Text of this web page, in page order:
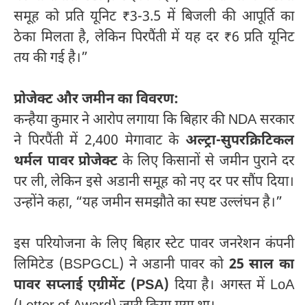
समूह को प्रति यूनिट ₹3-3.5 में बिजली की आपूर्ति का
ठेका मिलता है, लेकिन पिरपैंती में यह दर ₹6 प्रति यूनिट
तय की गई है।”
प्रोजेक्ट और जमीन का विवरण:
कन्हैया कुमार ने आरोप लगाया कि बिहार की NDA सरकार
ने पिरपैंती में 2,400 मेगावाट के अल्ट्रा-सुपरक्रिटिकल
थर्मल पावर प्रोजेक्ट के लिए किसानों से जमीन पुराने दर
पर ली, लेकिन इसे अडानी समूह को नए दर पर सौंप दिया।
उन्होंने कहा, “यह जमीन समझौते का स्पष्ट उल्लंघन है।”
इस परियोजना के लिए बिहार स्टेट पावर जनरेशन कंपनी
लिमिटेड (BSPGCL) ने अडानी पावर को 25 साल का
पावर सप्लाई एग्रीमेंट (PSA) दिया है। अगस्त में LoA